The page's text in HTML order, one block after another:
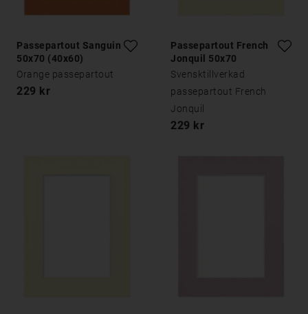
Passepartout Sanguine
50x70 (40x60)
Orange passepartout
229 kr
Passepartout French
Jonquil 50x70
Svensktillverkad
passepartout French
Jonquil
229 kr